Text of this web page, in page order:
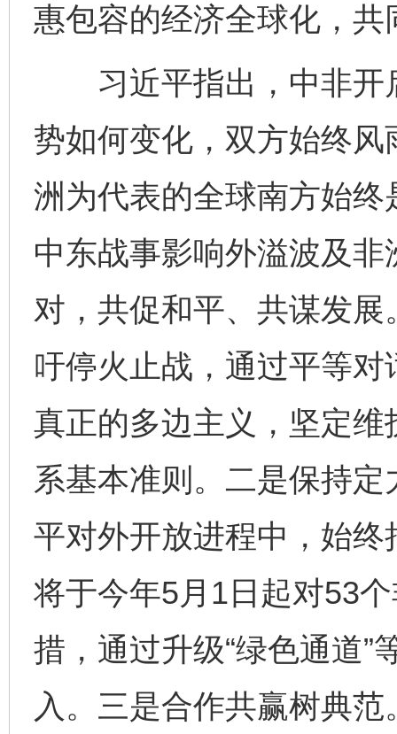
惠包容的经济全球化，
习近平指出，中非开
势如何变化，双方始终
洲为代表的全球南方始
中东战事影响外溢波及
对，共促和平、共谋发
吁停火止战，通过平等
真正的多边主义，坚定
系基本准则。二是保持
平对外开放进程中，始
将于今年5月1日起对53
措，通过升级“绿色通道”
入。三是合作共赢树典